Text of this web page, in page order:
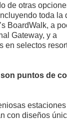
de otras
toda la
BoardWalk, a
Gateway, y a
en selectos
puntos de
con diseños